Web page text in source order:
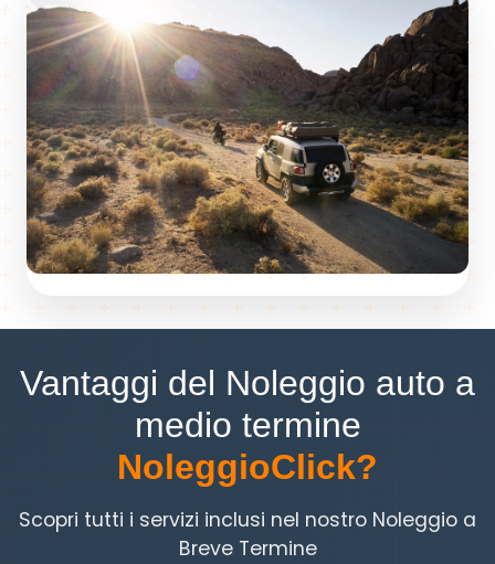
Vantaggi del Noleggio auto a
medio termine
NoleggioClick?
Scopri tutti i servizi inclusi nel nostro Noleggio a
Breve Termine